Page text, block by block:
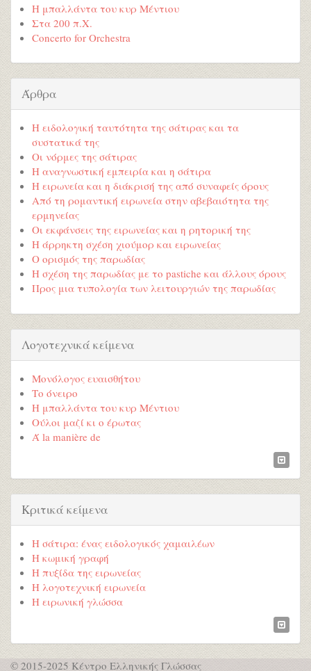
Η μπαλλάντα του κυρ Μέντιου
Στα 200 π.Χ.
Concerto for Orchestra
Άρθρα
Η ειδολογική ταυτότητα της σάτιρας και τα
συστατικά της
Οι νόρμες της σάτιρας
Η αναγνωστική εμπειρία και η σάτιρα
Η ειρωνεία και η διάκρισή της από συναφείς όρους
Από τη ρομαντική ειρωνεία στην αβεβαιότητα της
ερμηνείας
Οι εκφάνσεις της ειρωνείας και η ρητορική της
Η άρρηκτη σχέση χιούμορ και ειρωνείας
Ο ορισμός της παρωδίας
Η σχέση της παρωδίας με το pastiche και άλλους όρους
Προς μια τυπολογία των λειτουργιών της παρωδίας
Λογοτεχνικά κείμενα
Μονόλογος ευαισθήτου
Το όνειρο
Η μπαλλάντα του κυρ Μέντιου
Ούλοι μαζί κι ο έρωτας
Ά la manière de
Κριτικά κείμενα
Η σάτιρα: ένας ειδολογικός χαμαιλέων
Η κωμική γραφή
Η πυξίδα της ειρωνείας
Η λογοτεχνική ειρωνεία
Η ειρωνική γλώσσα
© 2015-2025 Κέντρο Ελληνικής Γλώσσας